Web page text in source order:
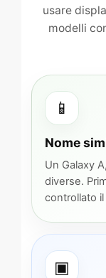
usare
modelli
📱
Nome
Un Galaxy
diverse.
controllato
▣